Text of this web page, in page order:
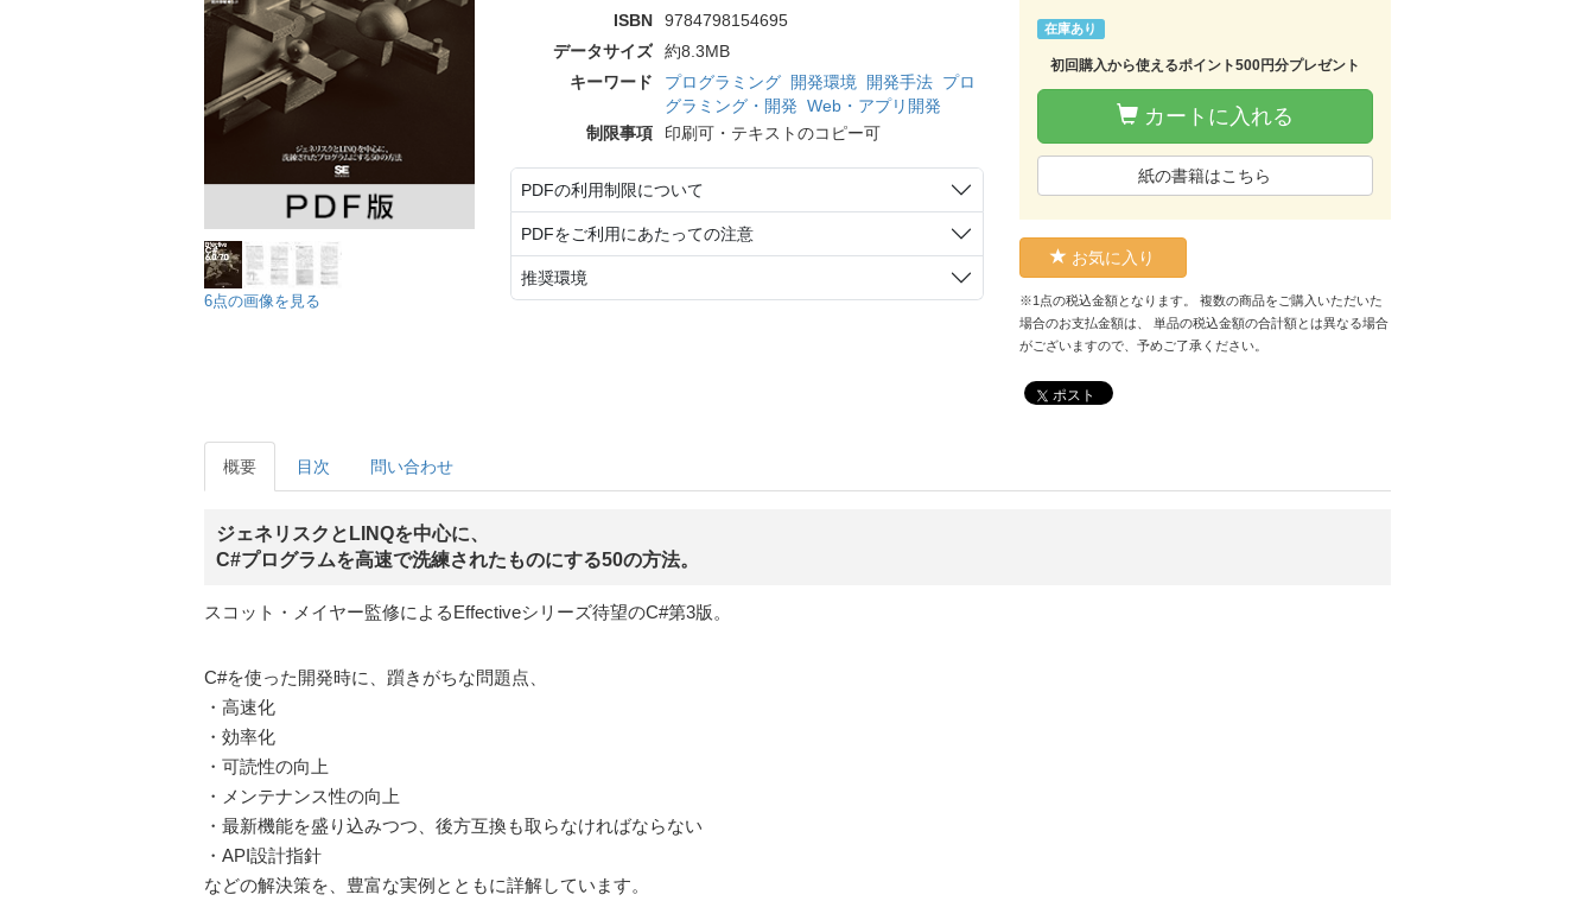
6点の画像を見る
ISBN
9784798154695
データサイズ
約8.3MB
キーワード
プログラミング 開発環境 開発手法 プロ
グラミング・開発 Web・アプリ開発
制限事項
印刷可・テキストのコピー可
PDFの利用制限について
PDFをご利用にあたっての注意
推奨環境
在庫あり
初回購入から使えるポイント500円分プレゼント
カートに入れる
紙の書籍はこちら
お気に入り
※1点の税込金額となります。 複数の商品をご購入いただいた
場合のお支払金額は、 単品の税込金額の合計額とは異なる場合
がございますので、予めご了承ください。
ポスト
概要 目次 問い合わせ
ジェネリスクとLINQを中心に、
C#プログラムを高速で洗練されたものにする50の方法。
スコット・メイヤー監修によるEffectiveシリーズ待望のC#第3版。
C#を使った開発時に、躓きがちな問題点、
・高速化
・効率化
・可読性の向上
・メンテナンス性の向上
・最新機能を盛り込みつつ、後方互換も取らなければならない
・API設計指針
などの解決策を、豊富な実例とともに詳解しています。